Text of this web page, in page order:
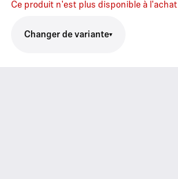
Ce produit n'est plus disponible à l'achat
Changer de variante